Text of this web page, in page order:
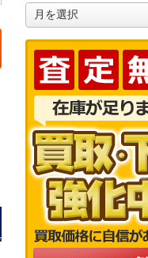
ー
カ